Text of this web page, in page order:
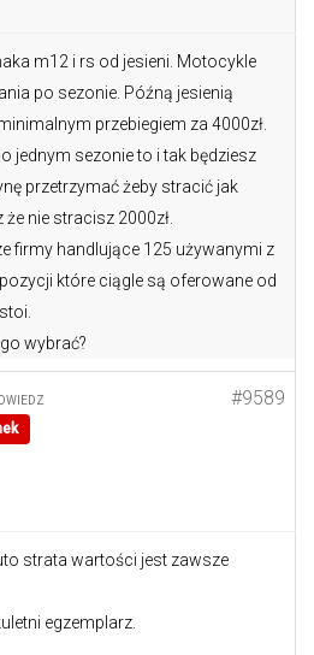
m12 i rs od jesieni. Motocykle
po sezonie. Późną jesienią
przebiegiem za 4000zł.
jednym sezonie to i tak będziesz
przetrzymać żeby stracić jak
nie stracisz 2000zł.
firmy handlujące 125 używanymi z
które ciągle są oferowane od
wybrać?
#9589
strata wartości jest zawsze
egzemplarz.